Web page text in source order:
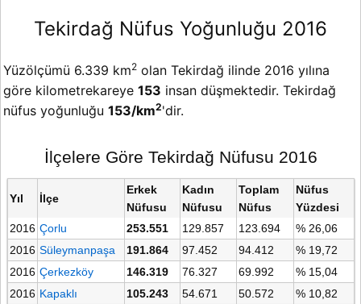
Tekirdağ Nüfus Yoğunluğu 2016
Yüzölçümü 6.339 km2 olan Tekirdağ ilinde 2016 yılına
göre kilometrekareye 153 insan düşmektedir. Tekirdağ
nüfus yoğunluğu 153/km2'dir.
İlçelere Göre Tekirdağ Nüfusu 2016
Yıl İlçe
Erkek
Nüfusu
Kadın
Nüfusu
Toplam
Nüfus
Nüfus
Yüzdesi
2016 Çorlu 253.551 129.857 123.694
% 26,06
2016 Süleymanpaşa 191.864 97.452 94.412
% 19,72
2016 Çerkezköy 146.319 76.327 69.992
% 15,04
2016 Kapaklı 105.243 54.671 50.572
% 10,82